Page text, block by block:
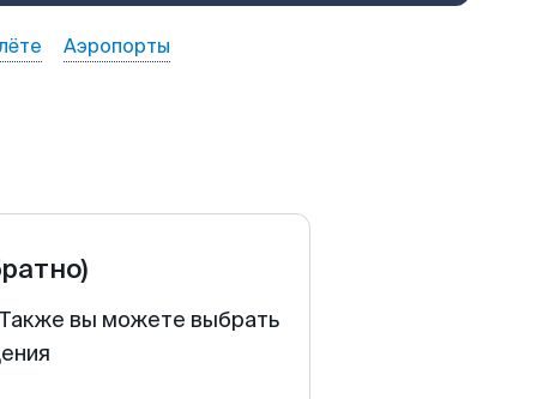
Аэропорты
вы можете выбрать